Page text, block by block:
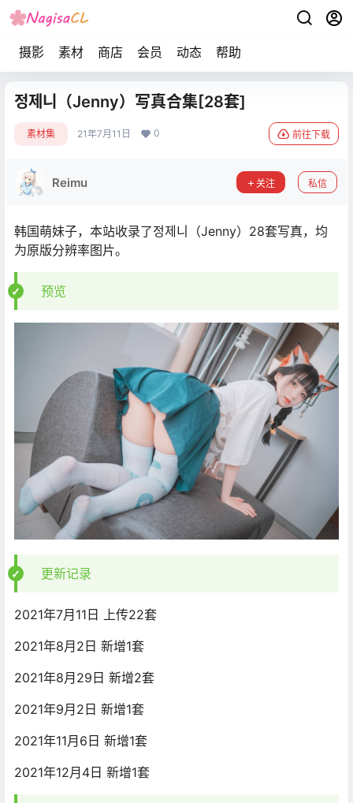
摄影 素材 商店 会员 动态 帮助
정제니（Jenny）写真合集[28套]
素材集 21年7月11日 0 前往下载
Reimu 关注 私信
韩国萌妹子，本站收录了정제니（Jenny）28套写真，均
为原版分辨率图片。
预览
更新记录
2021年7月11日 上传22套
2021年8月2日 新增1套
2021年8月29日 新增2套
2021年9月2日 新增1套
2021年11月6日 新增1套
2021年12月4日 新增1套